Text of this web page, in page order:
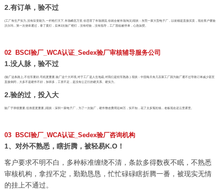
2.有订单，验不过
(工厂有生产实力,没有应变能力,一杆枪打天下,市场瞬息万变,你违背了市场潮流,你就会被市场淘汰)现状：东莞一家大型电子厂，以前都是直接买卖，现在客户要验
沃尔玛，第一次侥幸通过，拿了黄灯，后来2次验厂橙灯，没有经验，没有指导，工厂面临被停单，心急如焚。
02 BSCI验厂_WCA认证_Sedex验厂审核辅导服务公司
1.没人脉，验不过
(验厂这条路上,不但车要好,司机更重要,验厂这个大环境,对于工厂是人生地疏,对我们是轻车熟路.) 现状：中国每天有几百家工厂因为验厂通不过导致订单减少甚至
直接倒闭，大多不是硬件不好，加班多，工资不足，是没有公正行的硬关系、硬实力。
2.验的过，投入大
验厂子弹很重要,但准星更重要,)现状：深圳一家电子厂，为了一次验厂，硬件整改费用近80万，实不知，花了太多冤枉钱，老板现在还云里雾里。
03 BSCI验厂_WCA认证_Sedex验厂咨询机构
1、对外不熟悉，瞎折腾，被轻易K.O！
客户要求不明不白，多种标准缠绕不清，条款多得数夜不眠，不熟悉
审核机构，拿捏不定，勤勤恳恳，忙忙碌碌瞎折腾一番，被现实无情
的挂上不通过。